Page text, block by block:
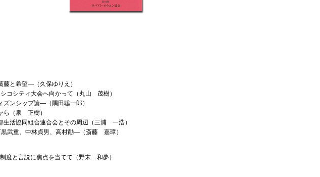
と希望―（久保ゆりえ）
コシティ大会へ向かって（丸山 茂樹）
ンシップ論―（隅田聡一郎）
ら（泉 正樹）
活協同組合連合会とその周辺（三浦 一浩）
武重、中林貞男、高村勣―（斎藤 嘉璋）
度と言説に焦点を当てて（野末 和夢）